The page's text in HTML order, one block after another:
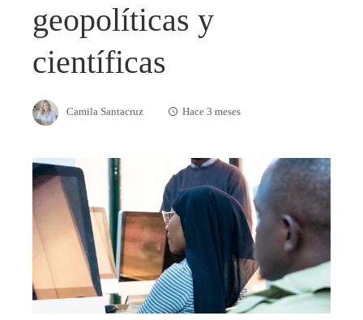
geopolíticas y
científicas
Camila Santacruz Hace 3 meses